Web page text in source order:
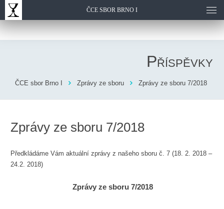
ČCE SBOR BRNO I
Příspěvky
ČCE sbor Brno I Zprávy ze sboru Zprávy ze sboru 7/2018
Zprávy ze sboru 7/2018
Předkládáme Vám aktuální zprávy z našeho sboru č. 7 (18. 2. 2018 –
24.2. 2018)
Zprávy ze sboru 7/2018